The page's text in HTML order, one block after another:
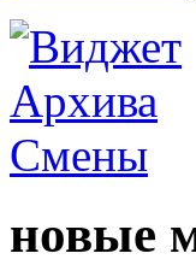
новые